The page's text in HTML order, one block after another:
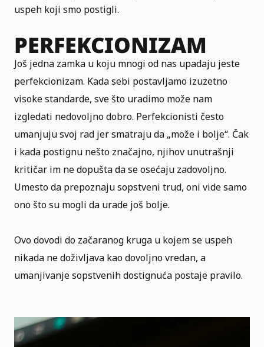
uspeh koji smo postigli.
PERFEKCIONIZAM
Još jedna zamka u koju mnogi od nas upadaju jeste
perfekcionizam. Kada sebi postavljamo izuzetno
visoke standarde, sve što uradimo može nam
izgledati nedovoljno dobro. Perfekcionisti često
umanjuju svoj rad jer smatraju da „može i bolje“. Čak
i kada postignu nešto značajno, njihov unutrašnji
kritičar im ne dopušta da se osećaju zadovoljno.
Umesto da prepoznaju sopstveni trud, oni vide samo
ono što su mogli da urade još bolje.
Ovo dovodi do začaranog kruga u kojem se uspeh
nikada ne doživljava kao dovoljno vredan, a
umanjivanje sopstvenih dostignuća postaje pravilo.